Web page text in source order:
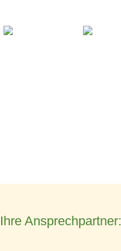
Ihre Ansprechpartner: